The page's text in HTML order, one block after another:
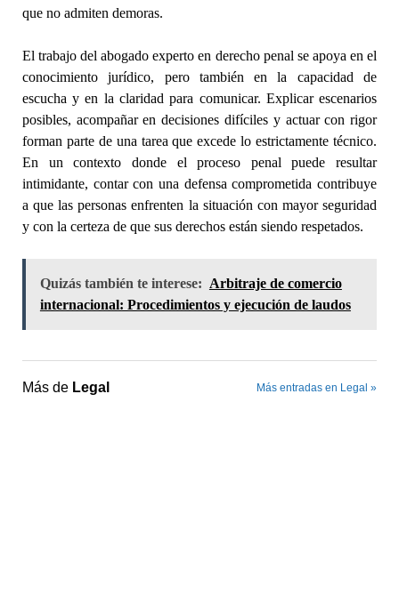
que no admiten demoras.
El trabajo del abogado experto en derecho penal se apoya en el
conocimiento jurídico, pero también en la capacidad de
escucha y en la claridad para comunicar. Explicar escenarios
posibles, acompañar en decisiones difíciles y actuar con rigor
forman parte de una tarea que excede lo estrictamente técnico.
En un contexto donde el proceso penal puede resultar
intimidante, contar con una defensa comprometida contribuye
a que las personas enfrenten la situación con mayor seguridad
y con la certeza de que sus derechos están siendo respetados.
Quizás también te interese: Arbitraje de comercio
internacional: Procedimientos y ejecución de laudos
Más de Legal Más entradas en Legal »